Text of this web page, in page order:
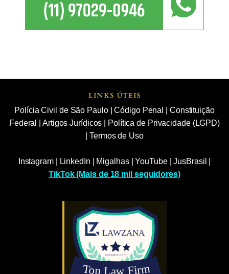
LINKS ÚTEIS
Polícia Civil de São Paulo|Código Penal
Constituição
Federal
Artigos Jurídicos
Política de Privacidade (LGPD)
|Termos de Uso
Instagram| LinkedIn Migalhas|YouTube|JusBrasil
TikTok (Mais de 18 mil seguidores)